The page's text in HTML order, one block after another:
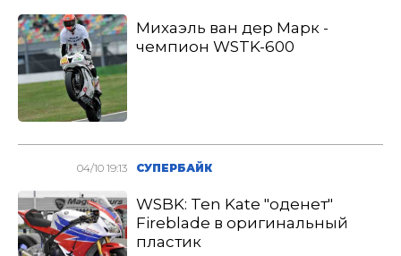
Михаэль ван дер Марк -
чемпион WSTK-600
04/10 19:13 СУПЕРБАЙК
WSBK: Ten Kate "оденет"
Fireblade в оригинальный
пластик